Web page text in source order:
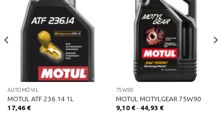
AUTOMÓVIL
MOTUL ATF 236.14 1L
17,46 €
75W90
MOTUL MOTYLGEAR 75W90
9,10 € - 44,93 €Rango